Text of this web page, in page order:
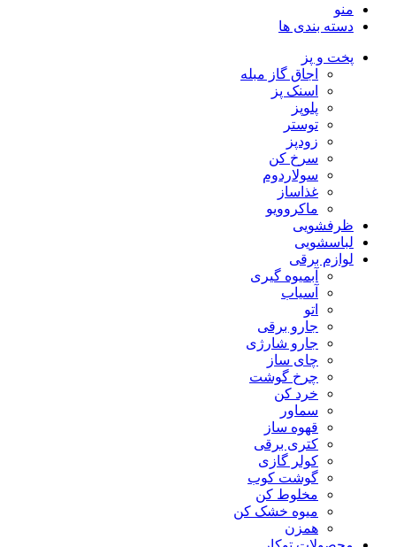
منو
دسته بندی ها
پخت و پز
اجاق گاز مبله
اسنک پز
پلوپز
توستر
زودپز
سرخ کن
سولاردوم
غذاساز
ماکروویو
ظرفشویی
لباسشویی
لوازم برقی
آبمیوه گیری
آسیاب
اتو
جارو برقی
جارو شارژی
چای ساز
چرخ گوشت
خرد کن
سماور
قهوه ساز
کتری برقی
کولر گازی
گوشت کوب
مخلوط کن
میوه خشک کن
همزن